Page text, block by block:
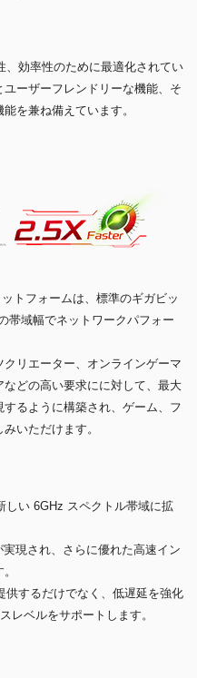
、効率性のために最適化されてい
ーザーフレンドリーな機能、そ
を兼ね備えています。
トフォームは、標準のギガビッ
帯域幅でネットワークパフォー
リエーター、オンラインゲーマ
どの高い要求にに対して、最大
るように構築され、ゲーム、フ
いただけます。
しい 6GHz スペクトル帯域に拡
現され、さらに優れた高速イン
するだけでなく、低遅延を強化
レベルをサポートします。